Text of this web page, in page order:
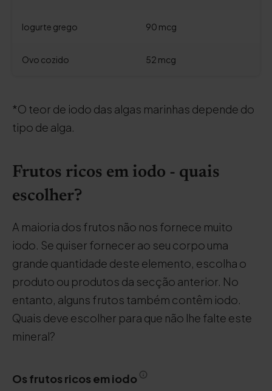
Iogurte grego 90 mcg
Ovo cozido 52 mcg
*O teor de iodo das algas marinhas depende do
tipo de alga.
Frutos ricos em iodo - quais
escolher?
A maioria dos frutos não nos fornece muito
iodo. Se quiser fornecer ao seu corpo uma
grande quantidade deste elemento, escolha o
produto ou produtos da secção anterior. No
entanto, alguns frutos também contêm iodo.
Quais deve escolher para que não lhe falte este
mineral?
Os frutos ricos em iodo